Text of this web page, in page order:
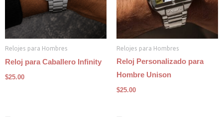
Relojes para Hombres
Reloj para Caballero Infinity
$25.00
Relojes para Hombres
Reloj Personalizado para
Hombre Unison
$25.00